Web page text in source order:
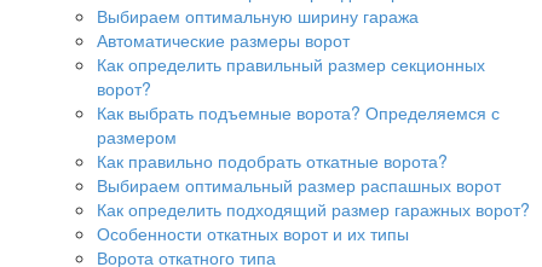
Выбираем оптимальную ширину гаража
Автоматические размеры ворот
Как определить правильный размер секционных
ворот?
Как выбрать подъемные ворота? Определяемся с
размером
Как правильно подобрать откатные ворота?
Выбираем оптимальный размер распашных ворот
Как определить подходящий размер гаражных ворот?
Особенности откатных ворот и их типы
Ворота откатного типа